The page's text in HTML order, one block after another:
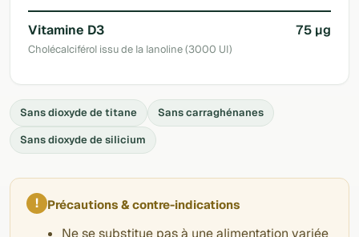
Vitamine D3
Cholécalciférol issu de la lanoline (3000 UI)
75 µg
Sans dioxyde de titane
Sans carraghénanes
Sans dioxyde de silicium
! Précautions & contre-indications
Ne se substitue pas à une alimentation variée